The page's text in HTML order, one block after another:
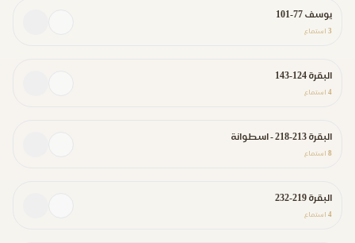
يوسف 77-101
3 استماع
البقرة 124-143
4 استماع
البقرة 213-218 - اسطوانة
8 استماع
البقرة 219-232
4 استماع